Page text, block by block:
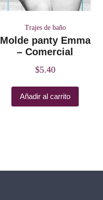
Trajes de baño
Molde panty Emma
– Comercial
$5.40
Añadir al carrito